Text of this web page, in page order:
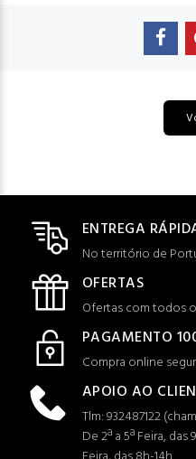
ENTREGA
No território de
OFERTAS
Ofertas com todos
PAGAMENTO
Compra online
APOIO AO
Tlm: 932487122 (c
De 2ª a 5ª Feira, das